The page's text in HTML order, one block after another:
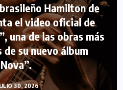
Hamilton de
el video oficial de
una de las obras más
su nuevo álbum
30, 2026
INTERNACIONAL
TURISTICO
con Venezuela
29, 2026